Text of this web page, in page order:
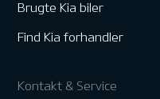
Brugte Kia biler
Find Kia forhandler
Kontakt & Service